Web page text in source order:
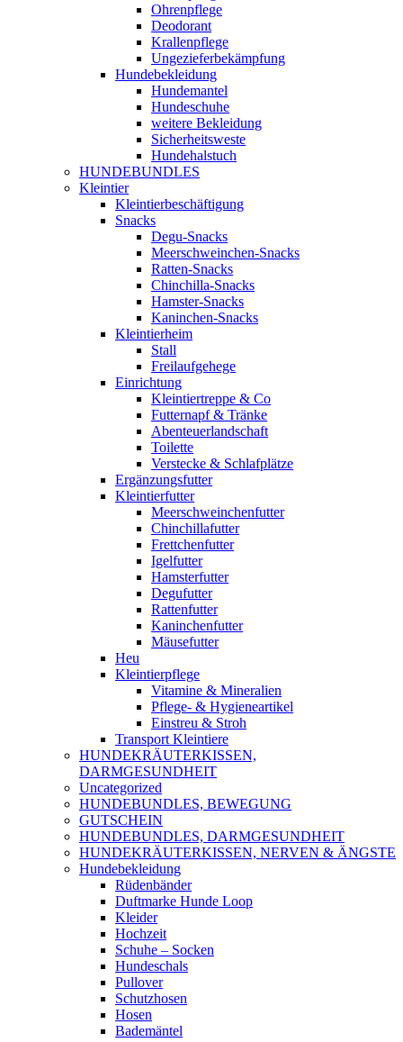
Ohrenpflege
Deodorant
Krallenpflege
Ungezieferbekämpfung
Hundebekleidung
Hundemantel
Hundeschuhe
weitere Bekleidung
Sicherheitsweste
Hundehalstuch
HUNDEBUNDLES
Kleintier
Kleintierbeschäftigung
Snacks
Degu-Snacks
Meerschweinchen-Snacks
Ratten-Snacks
Chinchilla-Snacks
Hamster-Snacks
Kaninchen-Snacks
Kleintierheim
Stall
Freilaufgehege
Einrichtung
Kleintiertreppe & Co
Futternapf & Tränke
Abenteuerlandschaft
Toilette
Verstecke & Schlafplätze
Ergänzungsfutter
Kleintierfutter
Meerschweinchenfutter
Chinchillafutter
Frettchenfutter
Igelfutter
Hamsterfutter
Degufutter
Rattenfutter
Kaninchenfutter
Mäusefutter
Heu
Kleintierpflege
Vitamine & Mineralien
Pflege- & Hygieneartikel
Einstreu & Stroh
Transport Kleintiere
HUNDEKRÄUTERKISSEN,
DARMGESUNDHEIT
Uncategorized
HUNDEBUNDLES, BEWEGUNG
GUTSCHEIN
HUNDEBUNDLES, DARMGESUNDHEIT
HUNDEKRÄUTERKISSEN, NERVEN & ÄNGSTE
Hundebekleidung
Rüdenbänder
Duftmarke Hunde Loop
Kleider
Hochzeit
Schuhe – Socken
Hundeschals
Pullover
Schutzhosen
Hosen
Bademäntel